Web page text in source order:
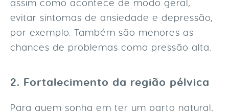
assim como acontece de modo geral,
evitar sintomas de ansiedade e depressão,
por exemplo. Também são menores as
chances de problemas como pressão alta.
2. Fortalecimento da região pélvica
Para quem sonha em ter um parto natural,